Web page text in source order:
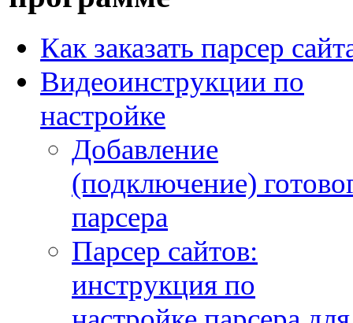
Как заказать парсер
Видеоинструкции по
настройке
Добавление
(подключение)
парсера
Парсер сайтов:
инструкция по